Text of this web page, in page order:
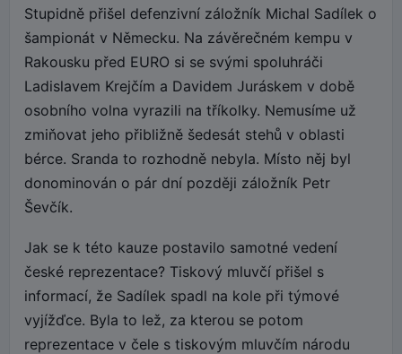
Stupidně přišel defenzivní záložník Michal Sadílek o
šampionát v Německu. Na závěrečném kempu v
Rakousku před EURO si se svými spoluhráči
Ladislavem Krejčím a Davidem Juráskem v době
osobního volna vyrazili na tříkolky. Nemusíme už
zmiňovat jeho přibližně šedesát stehů v oblasti
bérce. Sranda to rozhodně nebyla. Místo něj byl
donominován o pár dní později záložník Petr
Ševčík.
Jak se k této kauze postavilo samotné vedení
české reprezentace? Tiskový mluvčí přišel s
informací, že Sadílek spadl na kole při týmové
vyjížďce. Byla to lež, za kterou se potom
reprezentace v čele s tiskovým mluvčím národu